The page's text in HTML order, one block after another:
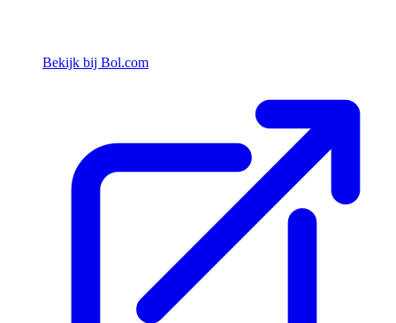
Bekijk bij Bol.com